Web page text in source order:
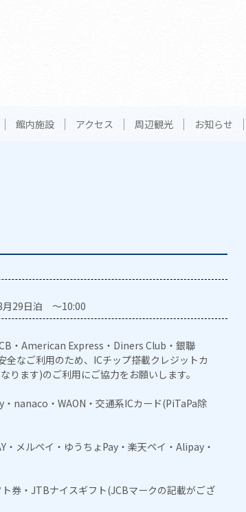
館内施設 アクセス 周辺観光 お知らせ
月29日泊 ～10:00
・American Express・Diners Club・銀聯
なご利用のため、ICチップ搭載クレジットカ
ります)のご利用にご協力をお願いします。
・nanaco・WAON・交通系ICカード(PiTaPa除
・メルペイ・ゆうちょPay・楽天ペイ・Alipay・
券・JTBナイスギフト(JCBマークの記載がござ